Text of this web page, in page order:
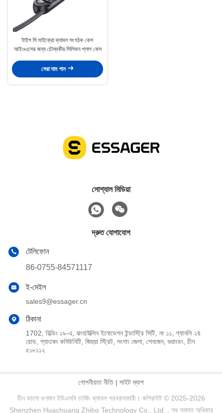
টাইপ সি মাইক্রো ক্যাবল সংগঠক কেস
আইওএসের জন্য চৌম্বকীয় সিলিকন প্লাগ কেস
সেরা দাম পান
সোশ্যাল মিডিয়া
দ্রুত যোগাযোগ
টেলিফোন
86-0755-84571117
ই-মেইল
sales9@essager.cn
ঠিকানা
1702, বিল্ডিং ১৯-এ, ঝংহাইক্সিন ইনোভেশন ইন্ডাস্ট্রি সিটি, নং ১১, গ্যানলি ২য়
রোড, গ্যাংকেং কমিউনিটি, জিহুয়া স্ট্রিট, লংগাং জেলা, শেনজেন, গুয়াংডং, চীন
৫১৮১১২
গোপনীয়তা নীতি| সাইট ম্যাপ
চীন ভালো গুণমান ইউএসবি চার্জিং ক্যাবল সরবরাহকারী। কপিরাইট © 2025-2026
Shenzhen Huachuang Zhibo Technology Co., Ltd. . সব সমস্ত অধিকার